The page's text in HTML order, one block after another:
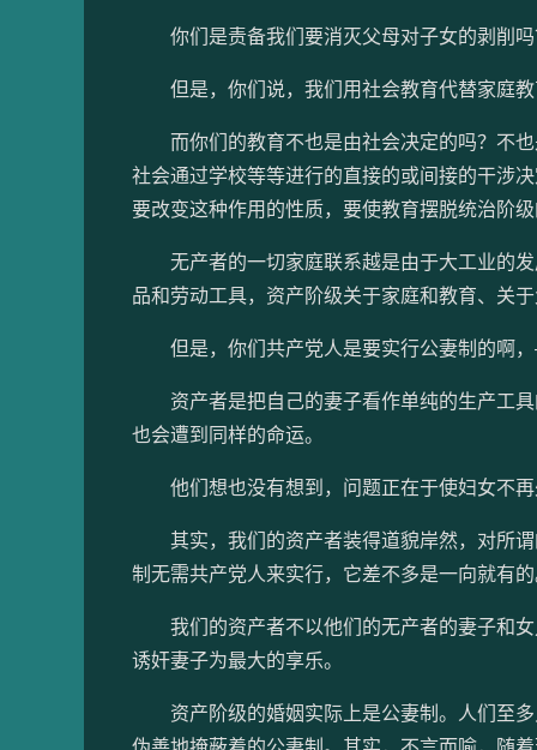
你们是责备我们要消灭父母对子女的剥削吗
但是，你们说，我们用社会教育代替家庭教
而你们的教育不也是由社会决定的吗？不也
社会通过学校等等进行的直接的或间接的干涉
要改变这种作用的性质，要使教育摆脱统治阶
无产者的一切家庭联系越是由于大工业的发
品和劳动工具，资产阶级关于家庭和教育、关
但是，你们共产党人是要实行公妻制的啊
资产者是把自己的妻子看作单纯的生产工具
也会遭到同样的命运。
他们想也没有想到，问题正在于使妇女不再
其实，我们的资产者装得道貌岸然，对所谓
制无需共产党人来实行，它差不多是一向就有
我们的资产者不以他们的无产者的妻子和女
诱奸妻子为最大的享乐。
资产阶级的婚姻实际上是公妻制。人们至多